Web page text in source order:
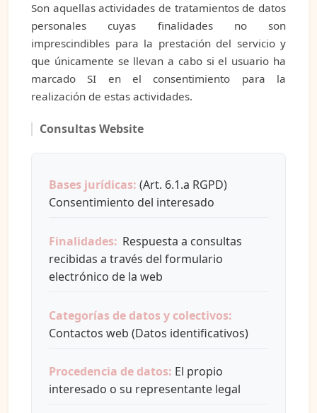
Son aquellas actividades de tratamientos de datos
personales cuyas finalidades no son
imprescindibles para la prestación del servicio y
que únicamente se llevan a cabo si el usuario ha
marcado SI en el consentimiento para la
realización de estas actividades.
Consultas Website
Bases jurídicas: (Art. 6.1.a RGPD)
Consentimiento del interesado
Finalidades: Respuesta a consultas
recibidas a través del formulario
electrónico de la web
Categorías de datos y colectivos:
Contactos web (Datos identificativos)
Procedencia de datos: El propio
interesado o su representante legal